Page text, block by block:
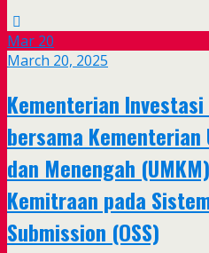
Mar 20
March 20, 2025
Kementerian
bersama
dan Menengah
Kemitraan pada
Submission (OSS)